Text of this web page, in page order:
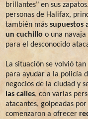
brillantes" en sus
personas de Halifax,
también más supuestos
un cuchillo o una
para el desconocido
La situación se volvió
para ayudar a la policía
negocios de la ciudad y
las calles, con varias
atacantes, golpeadas
comenzaron a ofrecer